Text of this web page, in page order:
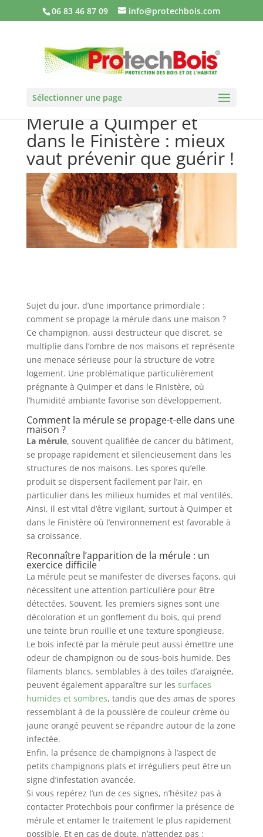
06 83 46 87 09 info@protechbois.com
Sélectionner une page
Mérule à Quimper et
dans le Finistère : mieux
vaut prévenir que guérir !
Sujet du jour, d’une importance primordiale :
comment se propage la mérule dans une maison ?
Ce champignon, aussi destructeur que discret, se
multiplie dans l’ombre de nos maisons et représente
une menace sérieuse pour la structure de votre
logement. Une problématique particulièrement
prégnante à Quimper et dans le Finistère, où
l’humidité ambiante favorise son développement.
Comment la mérule se propage-t-elle dans une
maison ?
La mérule, souvent qualifiée de cancer du bâtiment,
se propage rapidement et silencieusement dans les
structures de nos maisons. Les spores qu’elle
produit se dispersent facilement par l’air, en
particulier dans les milieux humides et mal ventilés.
Ainsi, il est vital d’être vigilant, surtout à Quimper et
dans le Finistère où l’environnement est favorable à
sa croissance.
Reconnaître l’apparition de la mérule : un
exercice difficile
La mérule peut se manifester de diverses façons, qui
nécessitent une attention particulière pour être
détectées. Souvent, les premiers signes sont une
décoloration et un gonflement du bois, qui prend
une teinte brun rouille et une texture spongieuse.
Le bois infecté par la mérule peut aussi émettre une
odeur de champignon ou de sous-bois humide. Des
filaments blancs, semblables à des toiles d’araignée,
peuvent également apparaître sur les surfaces
humides et sombres, tandis que des amas de spores
ressemblant à de la poussière de couleur crème ou
jaune orangé peuvent se répandre autour de la zone
infectée.
Enfin, la présence de champignons à l’aspect de
petits champignons plats et irréguliers peut être un
signe d’infestation avancée.
Si vous repérez l’un de ces signes, n’hésitez pas à
contacter Protechbois pour confirmer la présence de
mérule et entamer le traitement le plus rapidement
possible. Et en cas de doute, n’attendez pas :